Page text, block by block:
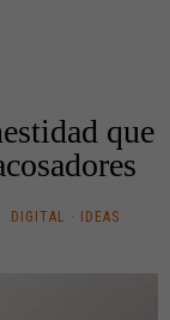
que
DIGITAL ·
IDEAS